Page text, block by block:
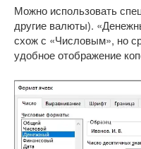
Можно использовать
другие валюты).
схож с «Числовым», но
удобное отображение